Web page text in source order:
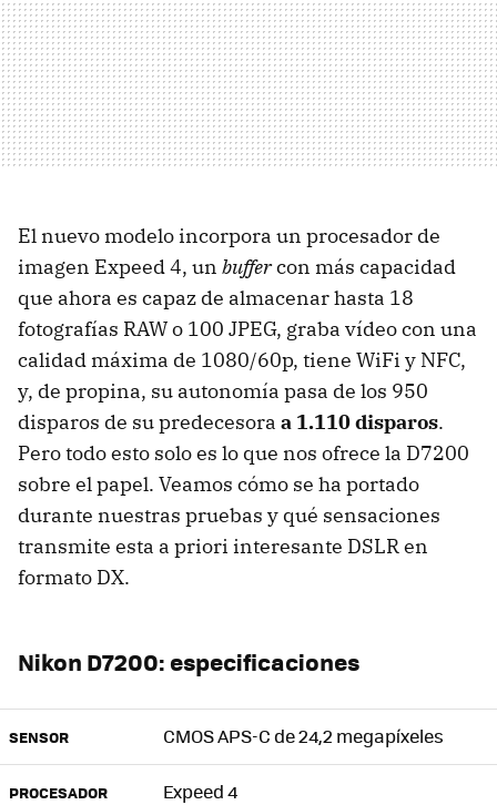
El nuevo modelo incorpora un procesador de
imagen Expeed 4, un buffercon más capacidad
que ahora es capaz de almacenar hasta 18
fotografías RAW o 100 JPEG, graba vídeo con una
calidad máxima de 1080/60p, tiene WiFi y NFC,
y, de propina, su autonomía pasa de los 950
disparos de su predecesora a 1.110 disparos.
Pero todo esto solo es lo que nos ofrece la D7200
sobre el papel. Veamos cómo se ha portado
durante nuestras pruebas y qué sensaciones
transmite esta a priori interesante DSLR en
formato DX.
Nikon D7200: especificaciones
SENSOR CMOS APS-C de 24,2 megapíxeles
PROCESADOR Expeed 4